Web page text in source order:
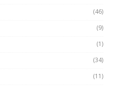
(46)
(9)
(1)
(34)
(11)